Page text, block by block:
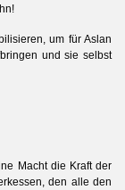
um für Aslan
und sie selbst
Macht die Kraft der
den alle den